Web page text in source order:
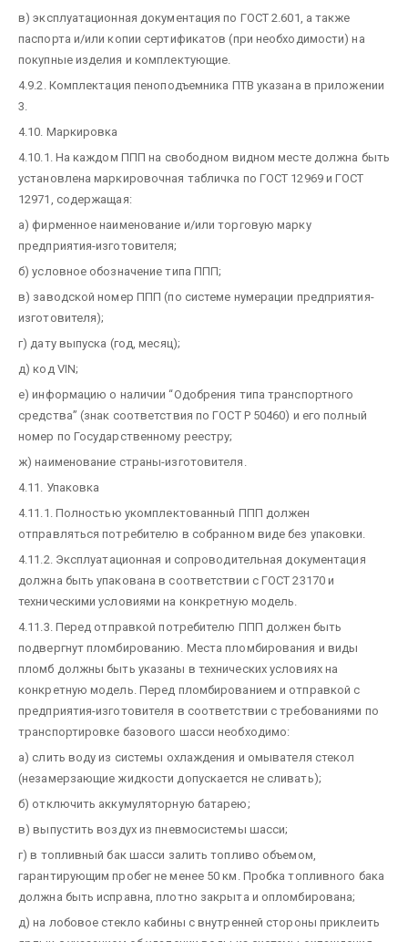
в) эксплуатационная документация по ГОСТ 2.601, а также
паспорта и/или копии сертификатов (при необходимости) на
покупные изделия и комплектующие.
4.9.2. Комплектация пеноподъемника ПТВ указана в приложении
3.
4.10. Маркировка
4.10.1. На каждом ППП на свободном видном месте должна быть
установлена маркировочная табличка по ГОСТ 12969 и ГОСТ
12971, содержащая:
а) фирменное наименование и/или торговую марку
предприятия-изготовителя;
б) условное обозначение типа ППП;
в) заводской номер ППП (по системе нумерации предприятия-
изготовителя);
г) дату выпуска (год, месяц);
д) код VIN;
е) информацию о наличии “Одобрения типа транспортного
средства” (знак соответствия по ГОСТ Р 50460) и его полный
номер по Государственному реестру;
ж) наименование страны-изготовителя.
4.11. Упаковка
4.11.1. Полностью укомплектованный ППП должен
отправляться потребителю в собранном виде без упаковки.
4.11.2. Эксплуатационная и сопроводительная документация
должна быть упакована в соответствии с ГОСТ 23170 и
техническими условиями на конкретную модель.
4.11.3. Перед отправкой потребителю ППП должен быть
подвергнут пломбированию. Места пломбирования и виды
пломб должны быть указаны в технических условиях на
конкретную модель. Перед пломбированием и отправкой с
предприятия-изготовителя в соответствии с требованиями по
транспортировке базового шасси необходимо:
а) слить воду из системы охлаждения и омывателя стекол
(незамерзающие жидкости допускается не сливать);
б) отключить аккумуляторную батарею;
в) выпустить воздух из пневмосистемы шасси;
г) в топливный бак шасси залить топливо объемом,
гарантирующим пробег не менее 50 км. Пробка топливного бака
должна быть исправна, плотно закрыта и опломбирована;
д) на лобовое стекло кабины с внутренней стороны приклеить